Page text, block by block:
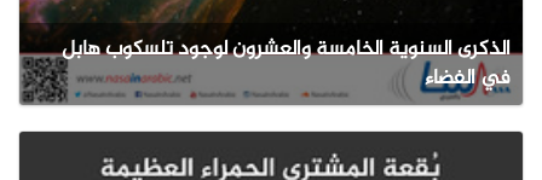
الذكرى السنوية الخامسة والعشرون لوجود تلسكوب هابل
في الفضاء